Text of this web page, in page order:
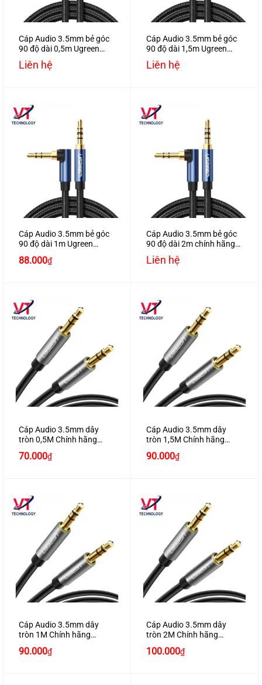
Cáp Audio 3.5mm bẻ góc
90 độ dài 0,5m Ugreen
60178 bện dù
Liên hệ
Cáp Audio 3.5mm bẻ góc
90 độ dài 1,5m Ugreen
60180 bện dù
Liên hệ
Cáp Audio 3.5mm bẻ góc
90 độ dài 1m Ugreen
88.000₫
Cáp Audio 3.5mm bẻ góc
90 độ dài 2m chính hãng
Ugreen 60181 bện dù
Liên hệ
Cáp Audio 3.5mm dây
tròn 0,5M Chính hãng
24K cao cấp
70.000₫
Cáp Audio 3.5mm dây
tròn 1,5M Chính hãng
24K cao cấp
90.000₫
Cáp Audio 3.5mm dây
tròn 1M Chính hãng
Ugreen 10733 mạ vàng
24K cao cấp
90.000₫
Cáp Audio 3.5mm dây
tròn 2M Chính hãng
Ugreen 10735 mạ vàng
24K cao cấp
100.000₫